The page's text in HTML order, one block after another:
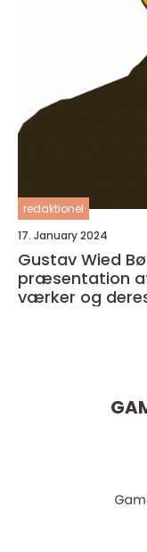
redaktionel
17. January 2024
Gustav Wied
præsentation
værker og